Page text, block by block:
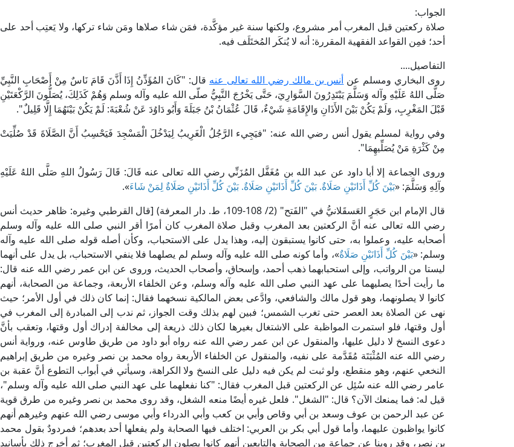
الجواب:
صلاة ركعتين قبل المغرب أمر مشروع، ولكنها سنة غير مؤكَّدة، فمَن شاء صلاها ومَن شاء تركها، ولا يَعتِب أحد على
أحد؛ فمِن القواعد الفقهية المقررة: أنه لا يُنكَر المُختَلَف فيه.
التفاصيل....
روى البخاري ومسلم عن أنس بن مالك رضي الله تعالى عنه قال: "كَانَ المُؤَذِّنُ إِذَا أَذَّنَ قَامَ نَاسٌ مِنْ أَصْحَابِ النَّبِيِّ
صَلَّى اللهُ عَلَيْهِ وآله وَسَلَّمَ يَبْتَدِرُونَ السَّوَارِيَ، حَتَّى يَخْرُجَ النَّبِيُّ صلّى الله عليه وآله وسلم وَهُمْ كَذَلِكَ، يُصَلُّونَ الرَّكْعَتَيْنِ
قَبْلَ المَغْرِبِ، وَلَمْ يَكُنْ بَيْنَ الأَذَانِ وَالإِقَامَةِ شَيْءٌ، قَالَ عُثْمَانُ بْنُ جَبَلَةَ وَأَبُو دَاوُدَ عَنْ شُعْبَةَ: لَمْ يَكُنْ بَيْنَهُمَا إِلَّا قَلِيلٌ".
وفي رواية لمسلم يقول أنس رضي الله عنه: "فيَجِيء الرَّجُلُ الْغَرِيبُ لِيَدْخُلَ الْمَسْجِدَ فَيَحْسِبُ أَنَّ الصَّلَاةَ قَدْ صُلِّيَتْ
مِنْ كَثْرَةِ مَنْ يُصَلِّيهِمَا".
وروى الجماعة إلا أبا داود عن عبد الله بن مُغَفَّل المُزَنِّي رضي الله تعالى عنه قَالَ: قَالَ رَسُولُ اللهِ صَلَّى اللهُ عَلَيْهِ
وآلِهِ وَسَلَّمَ: «بَيْنَ كُلِّ أَذَانَيْنِ صَلَاةٌ. بَيْنَ كُلِّ أَذَانَيْنِ صَلَاةٌ. بَيْنَ كُلِّ أَذَانَيْنِ صَلَاةٌ لِمَنْ شَاءَ».
قال الإمام ابن حَجَرٍ العَسقَلانيُّ في "الفَتح" (2/ 108-109، ط. دار المعرفة) [قال القرطبي وغيره: ظاهر حديث أنس
رضي الله تعالى عنه أنَّ الركعتين بعد المغرب وقبل صلاة المغرب كان أمرًا أقر النبي صلى الله عليه وآله وسلم
أصحابه عليه، وعملوا به، حتى كانوا يستبقون إليه، وهذا يدل على الاستحباب، وكأن أصله قوله صلى الله عليه وآله
وسلم: «بَيْنَ كُلِّ أَذَانَيْنِ صَلَاةٌ»، وأما كونه صلى الله عليه وآله وسلم لم يصلهما فلا ينفي الاستحباب، بل يدل على أنهما
ليستا من الرواتب، وإلى استحبابهما ذهب أحمد، وإسحاق، وأصحاب الحديث، وروى عن ابن عمر رضي الله عنه قال:
ما رأيت أحدًا يصليهما على عهد النبي صلى الله عليه وآله وسلم، وعن الخلفاء الأربعة، وجماعة من الصحابة، أنهم
كانوا لا يصلونهما، وهو قول مالك والشافعي، وادَّعى بعض المالكية نسخهما فقال: إنما كان ذلك في أول الأمر؛ حيث
نهى عن الصلاة بعد العصر حتى تغرب الشمس؛ فبين لهم بذلك وقت الجواز، ثم ندب إلى المبادرة إلى المغرب في
أول وقتها، فلو استمرت المواظبة على الاشتغال بغيرها لكان ذلك ذريعة إلى مخالفة إدراك أول وقتها، وتعقب بأنَّ
دعوى النسخ لا دليل عليها، والمنقول عن ابن عمر رضي الله عنه رواه أبو داود من طريق طاوس عنه، ورواية أنس
رضي الله عنه المُثْبَتَة مُقَدَّمة على نفيه، والمنقول عن الخلفاء الأربعة رواه محمد بن نصر وغيره من طريق إبراهيم
النخعي عنهم، وهو منقطع، ولو ثبت لم يكن فيه دليل على النسخ ولا الكراهة، وسيأتي في أبواب التطوع أنَّ عقبة بن
عامر رضي الله عنه سُئِل عن الركعتين قبل المغرب فقال: "كنا نفعلهما على عهد النبي صلى الله عليه وآله وسلم"،
قيل له: فما يمنعك الآن؟ قال: "الشغل". فلعل غيره أيضًا منعه الشغل، وقد روى محمد بن نصر وغيره من طرق قوية
عن عبد الرحمن بن عوف وسعد بن أبي وقاص وأبي بن كعب وأبي الدرداء وأبي موسى رضي الله عنهم وغيرهم أنهم
كانوا يواظبون عليهما، وأما قول أبي بكر بن العربي: اختلف فيها الصحابة ولم يفعلها أحد بعدهم؛ فمردودٌ بقول محمد
بن نصر، وقد روينا عن جماعة من الصحابة والتابعين أنهم كانوا يصلون الركعتين قبل المغرب؛ ثم أخرج ذلك بأسانيد